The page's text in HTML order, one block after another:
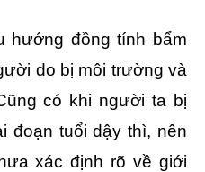
hướng đồng tính bẩm
do bị môi trường và
có khi người ta bị
đoạn tuổi dậy thì, nên
xác định rõ về giới